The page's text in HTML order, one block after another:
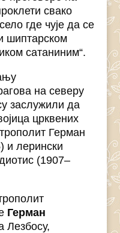
свако
где чује да се
шиптарском
сатаниним“.
на северу
заслужили да
црквених
Герман
и лерински
(1907–
Герман
Лезбосу,